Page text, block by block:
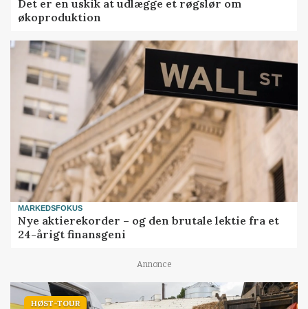
Det er en uskik at udlægge et røgslør om
økoproduktion
MARKEDSFOKUS
Nye aktierekorder – og den brutale lektie fra et
24-årigt finansgeni
Annonce
HØST-TOUR